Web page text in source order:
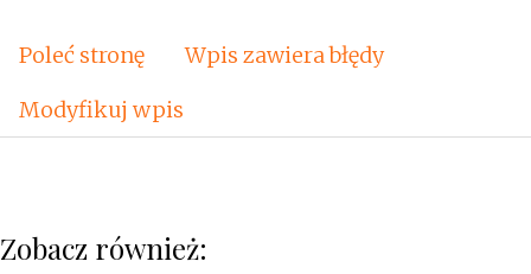
Poleć stronę
Wpis zawiera błędy
Modyfikuj wpis
Zobacz również: